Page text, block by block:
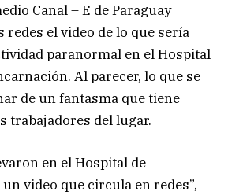
Canal – E de Paraguay
el video de lo que sería
paranormal en el Hospital
Al parecer, lo que se
de un fantasma que tiene
trabajadores del lugar.
en el Hospital de
video que circula en redes”,